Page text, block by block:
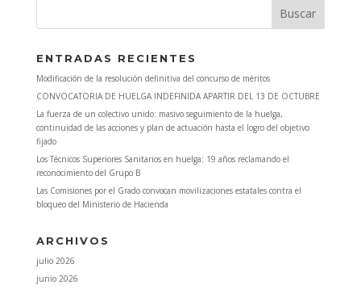
ENTRADAS RECIENTES
Modificación de la resolución definitiva del concurso de méritos
CONVOCATORIA DE HUELGA INDEFINIDA APARTIR DEL 13 DE OCTUBRE
La fuerza de un colectivo unido: masivo seguimiento de la huelga,
continuidad de las acciones y plan de actuación hasta el logro del objetivo
fijado
Los Técnicos Superiores Sanitarios en huelga: 19 años reclamando el
reconocimiento del Grupo B
Las Comisiones por el Grado convocan movilizaciones estatales contra el
bloqueo del Ministerio de Hacienda
ARCHIVOS
julio 2026
junio 2026